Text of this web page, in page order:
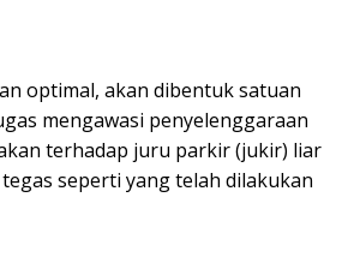
optimal, akan dibentuk satuan
mengawasi penyelenggaraan
terhadap juru parkir (jukir) liar
seperti yang telah dilakukan